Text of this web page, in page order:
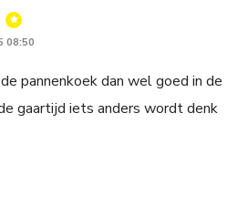
says:
08:50
pannenkoek dan wel goed in de
gaartijd iets anders wordt denk